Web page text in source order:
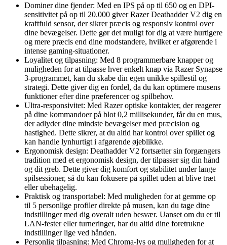
Dominer dine fjender: Med en IPS på op til 650 og en DPI-
sensitivitet på op til 20.000 giver Razer Deathadder V2 dig en
kraftfuld sensor, der sikrer præcis og responsiv kontrol over
dine bevægelser. Dette gør det muligt for dig at være hurtigere
og mere præcis end dine modstandere, hvilket er afgørende i
intense gaming-situationer.
Loyalitet og tilpasning: Med 8 programmerbare knapper og
muligheden for at tilpasse hver enkelt knap via Razer Synapse
3-programmet, kan du skabe din egen unikke spillestil og
strategi. Dette giver dig en fordel, da du kan optimere musens
funktioner efter dine præferencer og spilbehov.
Ultra-responsivitet: Med Razer optiske kontakter, der reagerer
på dine kommandoer på blot 0,2 millisekunder, får du en mus,
der adlyder dine mindste bevægelser med præcision og
hastighed. Dette sikrer, at du altid har kontrol over spillet og
kan handle lynhurtigt i afgørende øjeblikke.
Ergonomisk design: Deathadder V2 fortsætter sin forgængers
tradition med et ergonomisk design, der tilpasser sig din hånd
og dit greb. Dette giver dig komfort og stabilitet under lange
spilsessioner, så du kan fokusere på spillet uden at blive træt
eller ubehagelig.
Praktisk og transportabel: Med muligheden for at gemme op
til 5 personlige profiler direkte på musen, kan du tage dine
indstillinger med dig overalt uden besvær. Uanset om du er til
LAN-fester eller turneringer, har du altid dine foretrukne
indstillinger lige ved hånden.
Personlig tilpasning: Med Chroma-lys og muligheden for at